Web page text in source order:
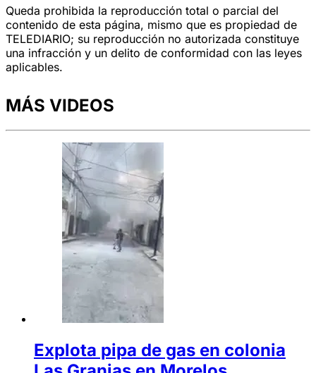
Queda prohibida la reproducción total o parcial del
contenido de esta página, mismo que es propiedad de
TELEDIARIO; su reproducción no autorizada constituye
una infracción y un delito de conformidad con las leyes
aplicables.
MÁS VIDEOS
Explota pipa de gas en colonia